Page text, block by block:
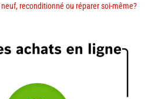
reconditionné ou réparer soi-même?